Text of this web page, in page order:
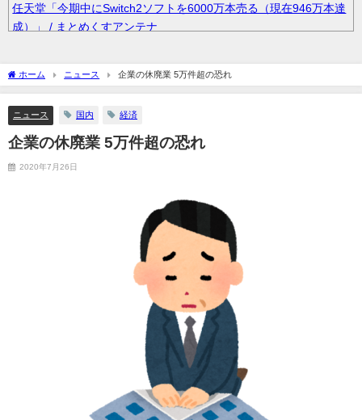
任天堂「今期中にSwitch2ソフトを6000万本売る（現在946万本達
成）」 / まとめくすアンテナ
韓国人「大韓航空の熊本地震飲料水支援に対する日本人の反応を
ご覧ください・・・」→「」 / まとめくすアンテナ
36歳の彼女と結婚したいのに、家族が猛反対。家族から信じられ
ない言葉が飛び出した… 他 / 2chnaviヘッドライン
【画像】長濱ねる(27歳)の乳がヤバイと話題にｗｗｗｗ1700万バ
ズｗｗｗｗｗｗｗｗｗｗ 他 / 2chnaviヘッドライン
【画像】人気Vチューバーさん、とんでもない姿を披露ｗｗｗｗｗ
ｗｗｗｗｗ 他 / 2chnaviヘッドライン
【悲報】2050年の日本、独身ボッチ祭りが現実になるとかｗｗｗ
ｗ 他 / 2chnaviヘッドライン
Powered by livedoor 相互RSS
ホーム ニュース 企業の休廃業 5万件超の恐れ
ニュース 国内 経済
企業の休廃業 5万件超の恐れ
2020年7月26日